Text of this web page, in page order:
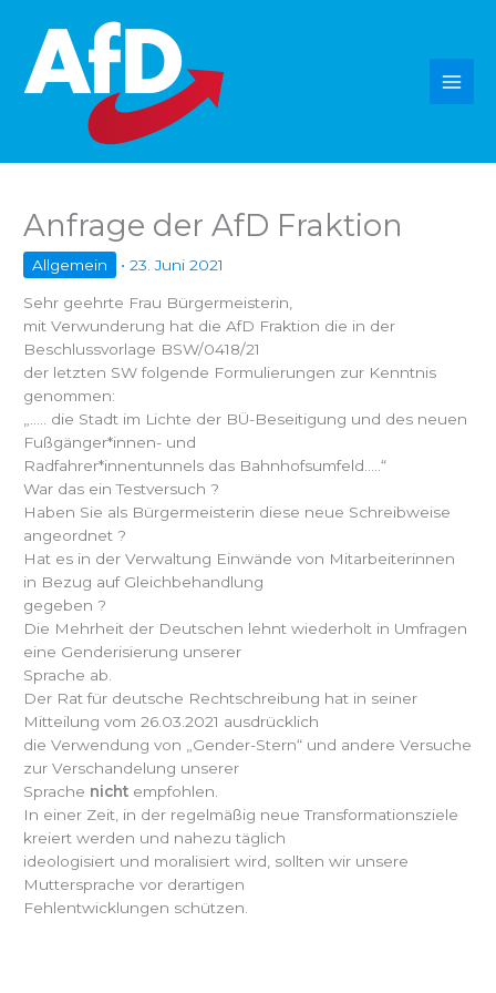
springen
Anfrage der AfD Fraktion
Allgemein •23. Juni 2021
Sehr geehrte Frau Bürgermeisterin,
mit Verwunderung hat die AfD Fraktion die in der
Beschlussvorlage BSW/0418/21
der letzten SW folgende Formulierungen zur Kenntnis
genommen:
„….. die Stadt im Lichte der BÜ-Beseitigung und des neuen
Fußgänger*innen- und
Radfahrer*innentunnels das Bahnhofsumfeld…..“
War das ein Testversuch ?
Haben Sie als Bürgermeisterin diese neue Schreibweise
angeordnet ?
Hat es in der Verwaltung Einwände von Mitarbeiterinnen
in Bezug auf Gleichbehandlung
gegeben ?
Die Mehrheit der Deutschen lehnt wiederholt in Umfragen
eine Genderisierung unserer
Sprache ab.
Der Rat für deutsche Rechtschreibung hat in seiner
Mitteilung vom 26.03.2021 ausdrücklich
die Verwendung von „Gender-Stern“ und andere Versuche
zur Verschandelung unserer
Sprache nicht empfohlen.
In einer Zeit, in der regelmäßig neue Transformationsziele
kreiert werden und nahezu täglich
ideologisiert und moralisiert wird, sollten wir unsere
Muttersprache vor derartigen
Fehlentwicklungen schützen.